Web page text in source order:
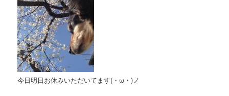
今日明日お休みいただいてます(・ω・)ノ